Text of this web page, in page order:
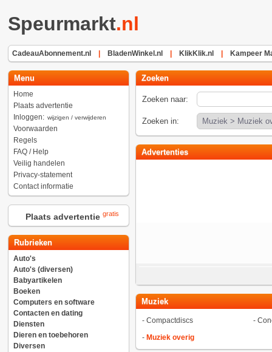
Speurmarkt.nl
CadeauAbonnement.nl BladenWinkel.nl KlikKlik.nl Kampeer
Menu
Home
Plaats advertentie
Inloggen: wijzigen / verwijderen
Voorwaarden
Regels
FAQ / Help
Veilig handelen
Privacy-statement
Contact informatie
Plaats advertentie gratis
Rubrieken
Auto's
Auto's (diversen)
Babyartikelen
Boeken
Computers en software
Contacten en dating
Diensten
Dieren en toebehoren
Diversen
Zoeken
Zoeken naar:
Zoeken in:
Advertenties
Muziek
- Compactdiscs -
- Muziek overig